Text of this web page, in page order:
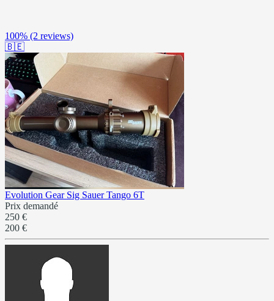
100% (2 reviews)
🇧🇪
Evolution Gear Sig Sauer Tango 6T
Prix demandé
250 €
200 €